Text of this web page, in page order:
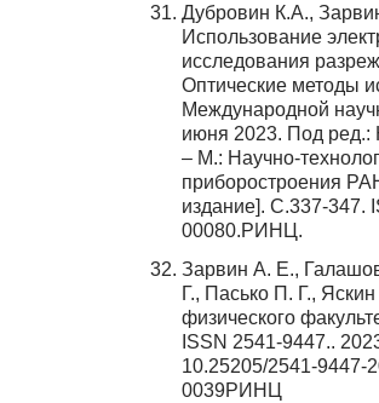
Дубровин К.А.,
Использование
исследования
Оптические методы
Международной
июня 2023. Под
– М.: Научно-
приборостроения
издание]. С.337-347.
00080.РИНЦ.
Зарвин А. Е.,
Г., Пасько П. Г.,
физического
ISSN 2541-9447..
10.25205/2541-9447-
0039РИНЦ